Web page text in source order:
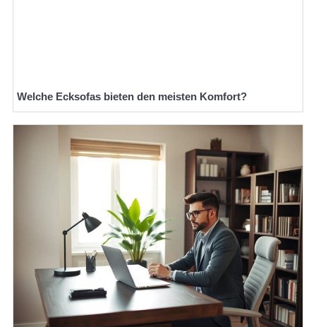
Welche Ecksofas bieten den meisten Komfort?